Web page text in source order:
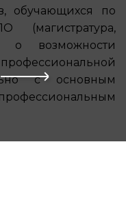
обучающихся по
о возможности
с основным